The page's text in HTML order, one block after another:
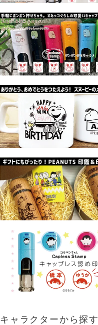
キャラクターから探す